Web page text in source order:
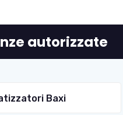
autorizzate
Baxi